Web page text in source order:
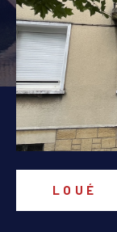
LOUÉ
PIÈCES
1
Localisation